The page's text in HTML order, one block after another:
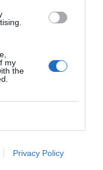
my
the
Privacy Policy